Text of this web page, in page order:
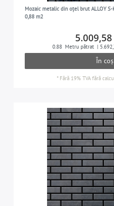
Mozaic metalic din oțel brut ALLOY
0,88 m2
0.88 Metru pătrat |
În coș
* Fără 19% TVAfără